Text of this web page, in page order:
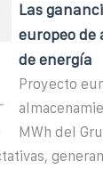
Las
europeo
de energía
Proyecto
MWh del